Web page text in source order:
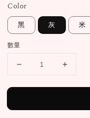
Color
黑 灰 米
數量